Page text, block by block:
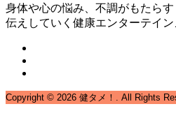
身体や心の悩み、不調がもたら
伝えしていく健康エンターテイン
Copyright © 2026 健タメ！. All Rights